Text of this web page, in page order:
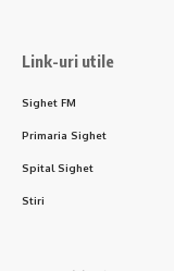
Link-uri utile
Sighet FM
Primaria Sighet
Spital Sighet
Stiri